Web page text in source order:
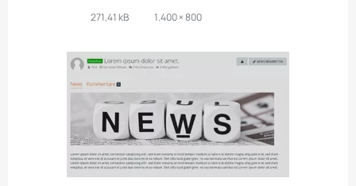
271,41 kB 1.400 × 800